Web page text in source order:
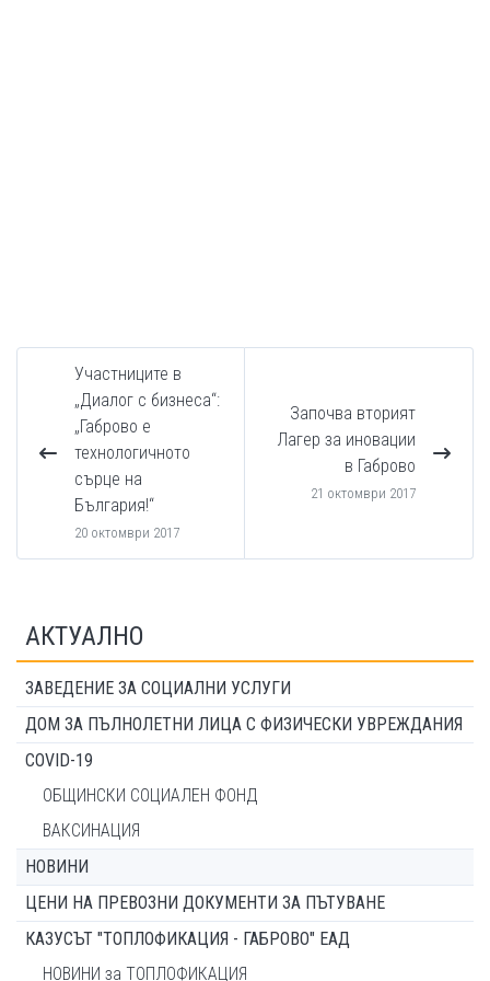
Участниците в
„Диалог с бизнеса“:
„Габрово е
технологичното
сърце на
България!“
20 октомври 2017
Започва вторият
Лагер за иновации
в Габрово
21 октомври 2017
АКТУАЛНО
ЗАВЕДЕНИЕ ЗА СОЦИАЛНИ УСЛУГИ
ДОМ ЗА ПЪЛНОЛЕТНИ ЛИЦА С ФИЗИЧЕСКИ УВРЕЖДАНИЯ
COVID-19
ОБЩИНСКИ СОЦИАЛЕН ФОНД
ВАКСИНАЦИЯ
НОВИНИ
ЦЕНИ НА ПРЕВОЗНИ ДОКУМЕНТИ ЗА ПЪТУВАНЕ
КАЗУСЪТ "ТОПЛОФИКАЦИЯ - ГАБРОВО" ЕАД
НОВИНИ за ТОПЛОФИКАЦИЯ